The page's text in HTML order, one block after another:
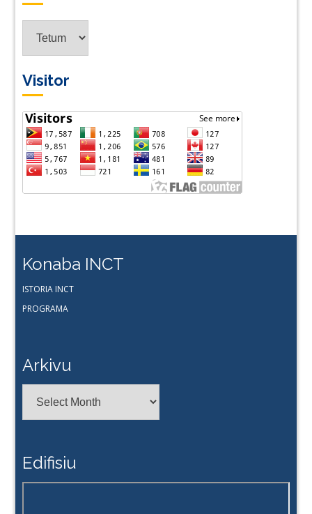
Visitor
Konaba INCT
ISTORIA INCT
PROGRAMA
Arkivu
Edifisiu